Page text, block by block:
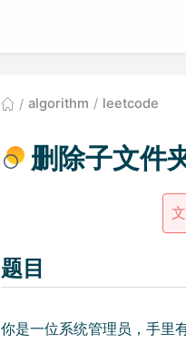
algorithm leetcode
删除子文件
题目
你是一位系统管理员，手里